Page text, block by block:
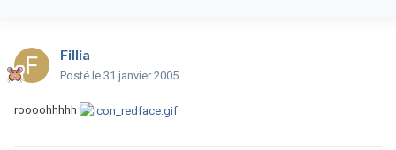
Fillia
Posté le 31 janvier 2005
roooohhhhh